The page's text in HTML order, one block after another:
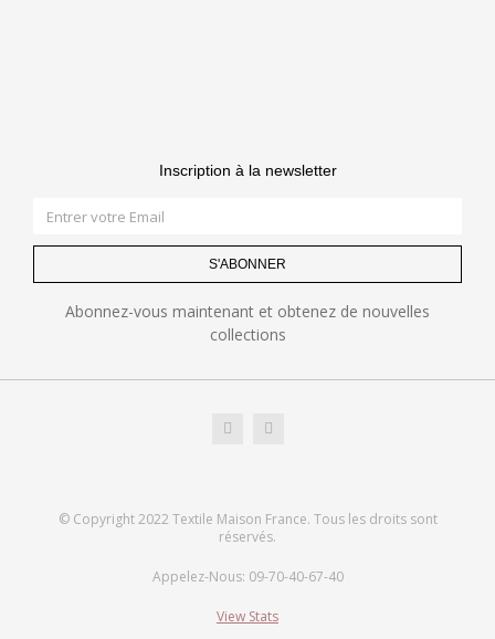
Inscription à la newsletter
S'ABONNER
Abonnez-vous maintenant et obtenez de nouvelles
collections
© Copyright 2022 Textile Maison France. Tous les droits sont
réservés.
Appelez-Nous: 09-70-40-67-40
View Stats